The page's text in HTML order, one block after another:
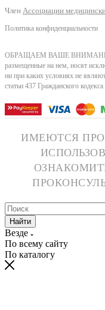
Член Ассоциации
Политика конфиденциальности
ОБРАЩАЕМ ВАШЕ ВНИМАНИЕ,
размещенные на нем, носят
ни при каких условиях не
статьи 437 Гражданского
ИМЕЮТСЯ
Найти
Везде
По всему сайту
По каталогу